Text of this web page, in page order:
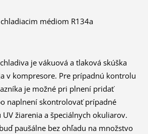
médiom R134a
je vákuová a tlaková skúška
v kompresore. Pre prípadnú kontrolu
je možné pri plnení pridať
naplnení skontrolovať prípadné
žiarenia a špeciálnych okuliarov.
paušálne bez ohľadu na množstvo